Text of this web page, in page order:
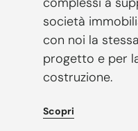
società
con noi la
progetto e per
costruzione.
Scopri